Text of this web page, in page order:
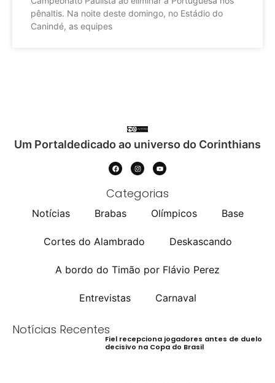
pênaltis. Na noite deste domingo, no Estádio do
Canindé, as equipes
Um Portaldedicado ao universo do Corinthians
Categorias
Notícias Brabas Olímpicos Base
Cortes do Alambrado Deskascando
A bordo do Timão por Flávio Perez
Entrevistas Carnaval
Notícias Recentes
Fiel recepciona jogadores antes de duelo
decisivo na Copa do Brasil